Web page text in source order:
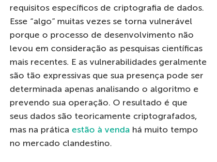
requisitos específicos de criptografia de dados.
Esse “algo” muitas vezes se torna vulnerável
porque o processo de desenvolvimento não
levou em consideração as pesquisas científicas
mais recentes. E as vulnerabilidades geralmente
são tão expressivas que sua presença pode ser
determinada apenas analisando o algoritmo e
prevendo sua operação. O resultado é que
seus dados são teoricamente criptografados,
mas na prática estão à venda há muito tempo
no mercado clandestino.